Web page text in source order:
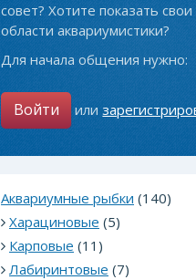
совет? Хотите показать
области аквариумистики?
Для начала общения нужно:
Войти или
Аквариумные рыбки (140)
Харациновые (5)
Карповые (11)
Лабиринтовые (7)